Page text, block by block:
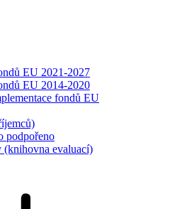
EU 2021-2027
EU 2014-2020
fondů EU
podpořeno
(knihovna evaluací)